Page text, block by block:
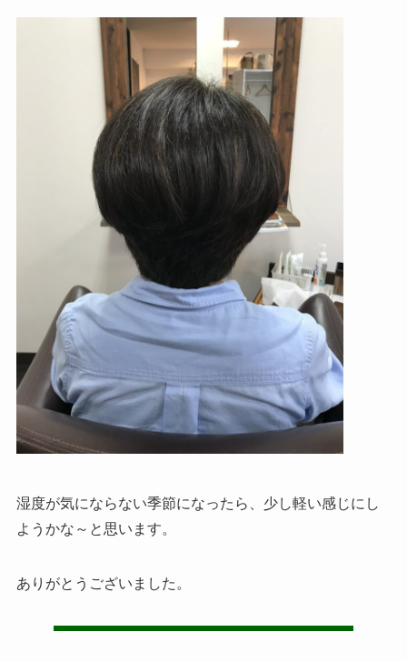
湿度が気にならない季節になったら、少し軽い感じにし
ようかな～と思います。
ありがとうございました。